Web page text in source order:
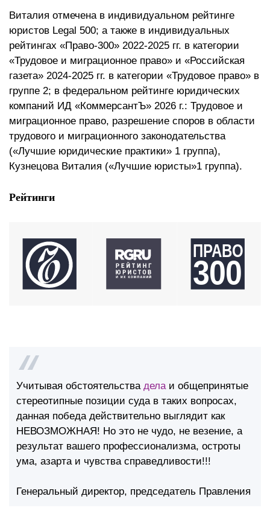
Виталия отмечена в индивидуальном рейтинге
юристов Legal 500; а также в индивидуальных
рейтингах «Право-300» 2022-2025 гг. в категории
«Трудовое и миграционное право» и «Российская
газета» 2024-2025 гг. в категории «Трудовое право» в
группе 2; в федеральном рейтинге юридических
компаний ИД «КоммерсантЪ» 2026 г.: Трудовое и
миграционное право, разрешение споров в области
трудового и миграционного законодательства
(«Лучшие юридические практики» 1 группа),
Кузнецова Виталия («Лучшие юристы»1 группа).
Рейтинги
Учитывая обстоятельства делаи общепринятые
стереотипные позиции суда в таких вопросах,
данная победа действительно выглядит как
НЕВОЗМОЖНАЯ! Но это не чудо, не везение, а
результат вашего профессионализма, остроты
ума, азарта и чувства справедливости!!!
Генеральный директор, председатель Правления